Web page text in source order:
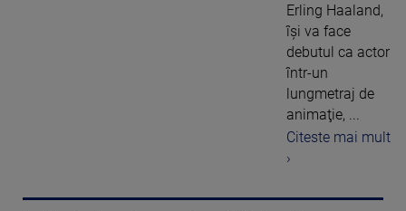
Erling Haaland,
îşi va face
debutul ca actor
într-un
lungmetraj de
animaţie, ...
Citeste mai mult
›